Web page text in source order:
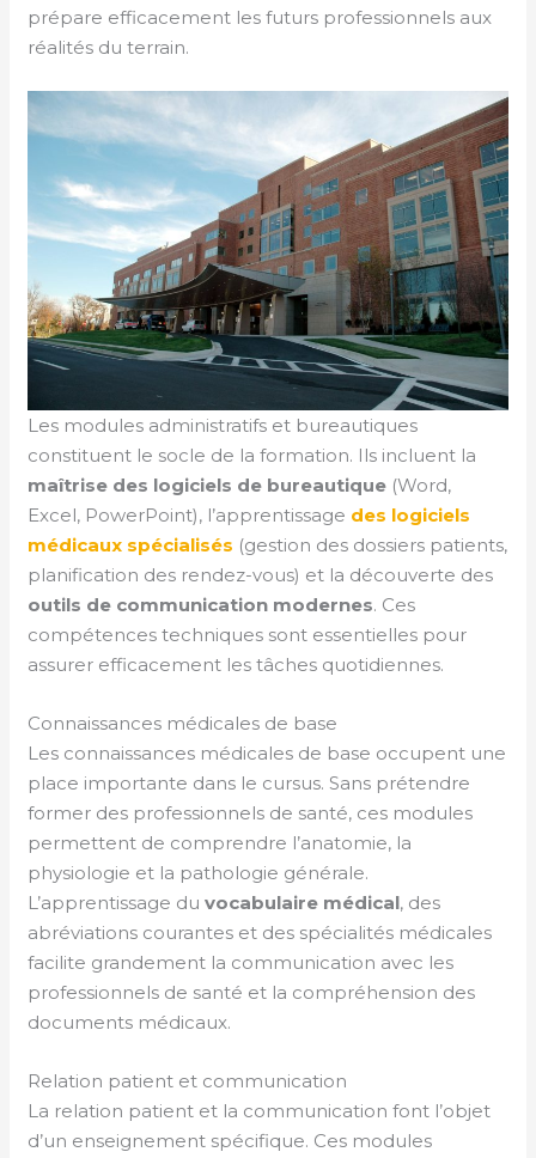
prépare efficacement les futurs professionnels aux
réalités du terrain.
Les modules administratifs et bureautiques
constituent le socle de la formation. Ils incluent la
maîtrise des logiciels de bureautique (Word,
Excel, PowerPoint), l’apprentissage des logiciels
médicaux spécialisés (gestion des dossiers patients,
planification des rendez-vous) et la découverte des
outils de communication modernes. Ces
compétences techniques sont essentielles pour
assurer efficacement les tâches quotidiennes.
Connaissances médicales de base
Les connaissances médicales de base occupent une
place importante dans le cursus. Sans prétendre
former des professionnels de santé, ces modules
permettent de comprendre l’anatomie, la
physiologie et la pathologie générale.
L’apprentissage du vocabulaire médical, des
abréviations courantes et des spécialités médicales
facilite grandement la communication avec les
professionnels de santé et la compréhension des
documents médicaux.
Relation patient et communication
La relation patient et la communication font l’objet
d’un enseignement spécifique. Ces modules